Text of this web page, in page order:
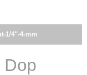
1/4"-4-mm
Dop